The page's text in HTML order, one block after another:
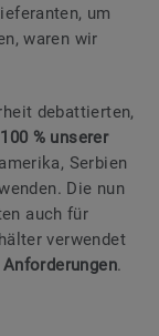
um
waren wir
debattierten,
100 % unserer
Serbien
Die nun
auch für
verwendet
.